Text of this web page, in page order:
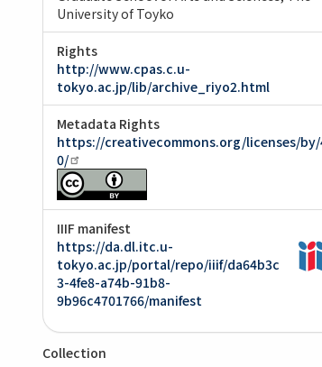
University of Toyko
Rights
http://www.cpas.c.u-
tokyo.ac.jp/lib/archive_riyo2.html
Metadata Rights
https://creativecommons.org/licenses/by/
0/
IIIF manifest
https://da.dl.itc.u-
tokyo.ac.jp/portal/repo/iiif/da64b3c
3-4fe8-a74b-91b8-
9b96c4701766/manifest
Collection